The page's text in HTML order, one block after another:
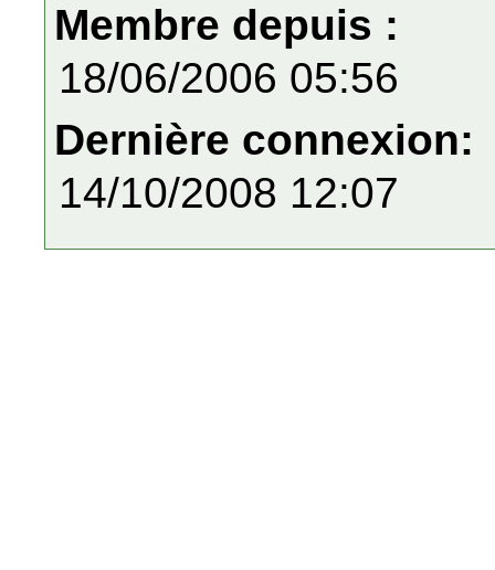
Membre depuis :
18/06/2006 05:56
Dernière connexion:
14/10/2008 12:07